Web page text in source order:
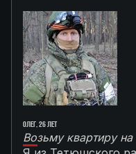
Олег, 26 лет
Возьму квартиру